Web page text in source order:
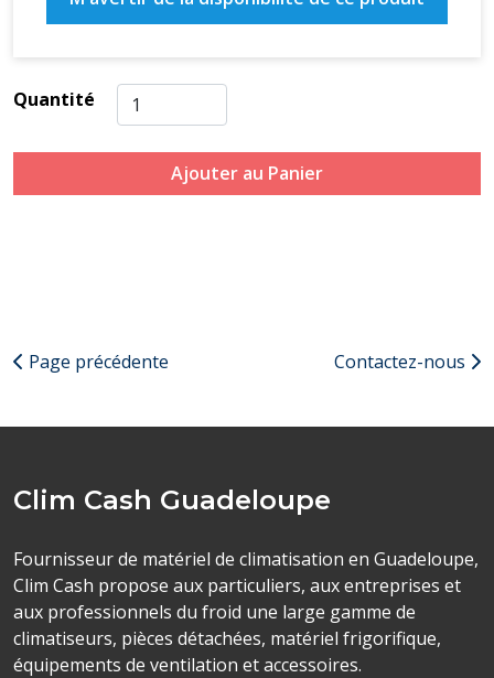
Quantité
Ajouter au Panier
Page précédente Contactez-nous
Clim Cash Guadeloupe
Fournisseur de matériel de climatisation en Guadeloupe,
Clim Cash propose aux particuliers, aux entreprises et
aux professionnels du froid une large gamme de
climatiseurs, pièces détachées, matériel frigorifique,
équipements de ventilation et accessoires.